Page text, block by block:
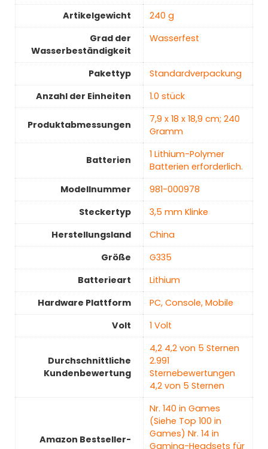
Artikelgewicht
‎240 g
Grad der
Wasserbeständigkeit
‎Wasserfest
Pakettyp
‎Standardverpackung
Anzahl der Einheiten
‎1.0 stück
Produktabmessungen
‎7,9 x 18 x 18,9 cm; 240
Gramm
Batterien
‎1 Lithium-Polymer
Batterien erforderlich.
Modellnummer
‎981-000978
Steckertyp
‎3,5 mm Klinke
Herstellungsland
China
Größe
‎G335
Batterieart
‎Lithium
Hardware Plattform
‎PC, Console, Mobile
Volt
‎1 Volt
Durchschnittliche
Kundenbewertung
4,2 4,2 von 5 Sternen
2.991
Sternebewertungen
4,2 von 5 Sternen
Amazon Bestseller-
Nr. 140 in Games
(Siehe Top 100 in
Games) Nr. 14 in
Gaming-Headsets für